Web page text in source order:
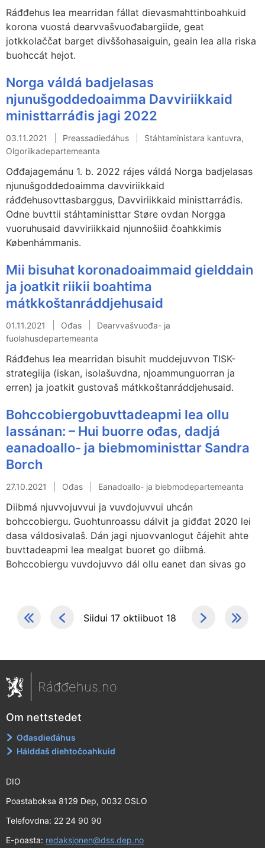
Ráđđehus lea mearridan fállat dievasmahttinboahkuid
korona vuostá dearvvašvuođabargiide, geat
jotkkolaččat barget divššohasaiguin, geain lea alla riska
buohccát hejot.
Norga váldá badjelasas
njunušgoddedoaimma Davviriikkaid
ministtarráđis jagi 2022
03.11.2021 Preassadieđáhus
Stáhtaministara kantuvra,
Olgoriikadepartemeanta
Ođđajagemánu 1. b. 2022 rájes váldá Norga badjelasas
njunušgoddedoaimma davviriikkaid
ráđđehusovttasbarggus, Davviriikkaid ministtarráđis.
Odne buvttii stáhtaministtar Støre ovdan Norgga
vuoruhusaid davviriikkaid njunnošiid čoahkkimis
Københámmanis.
Mii bisuhat koronadoaimmaid gielddain
ja joatkit riikii boahtima
mátkkoštanráddjehusaid
01.11.2021 Ođas
Dearvvašvuođa- ja
fuolahusdepartemeanta
Ráđđehus lea mearridan bisuhit muddejuvvon TISK-
strategiija (iskan, isolašuvdna, njoammunguorran ja
erren) ja joatkit gustovaš mátkkoštanráddjehusaid.
Bohccobiergobuvttadeapmi lea ollu
lassánan: – Hui buorre ođas, dadjá
eanadoallo- ja biebmoministtar Sandra
Borch
27.10.2021 Ođas Eanadoallo- ja biebmodepartemeanta
Diibmá njuvvojuvvui ja vuvdojuvvui uhcán
bohccobiergu. Guohtunroassu dálvit ja giđđat 2020 lei
dasa váldosivalaš. Dán jagi njuovvanlogut čájehit ahte
buvttadeapmi lea mealgat buoret go diibmá.
Bohccobiergu vuvdojuvvo dál ollu eanet dan sivas go
Siidui 17 oktiibuot 18
Ráđđehus.no
Om nettstedet
Ođasdieđáhus
Hálddaš diehtočoahkuid
DIO
Poastaboksa 8129 Dep, 0032 OSLO
Telefovdna: 22 24 90 90
E-poasta: redaksjonen@dss.dep.no